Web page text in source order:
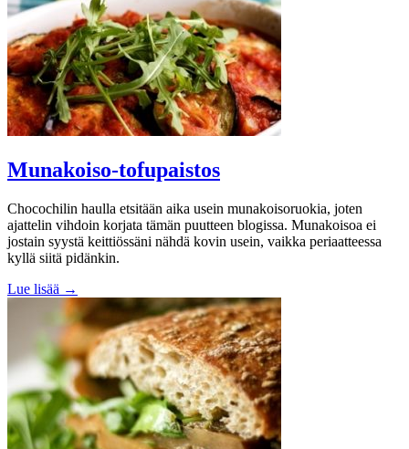
Munakoiso-tofupaistos
Chocochilin haulla etsitään aika usein munakoisoruokia, joten
ajattelin vihdoin korjata tämän puutteen blogissa. Munakoisoa ei
jostain syystä keittiössäni nähdä kovin usein, vaikka periaatteessa
kyllä siitä pidänkin.
Lue lisää →